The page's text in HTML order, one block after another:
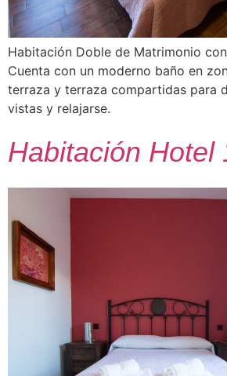
Habitación Doble de Matrimonio
Cuenta con un moderno baño en
terraza y terraza compartidas para
vistas y relajarse.
Habitación Hotel